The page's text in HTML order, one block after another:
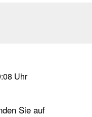
Uhr
Sie auf